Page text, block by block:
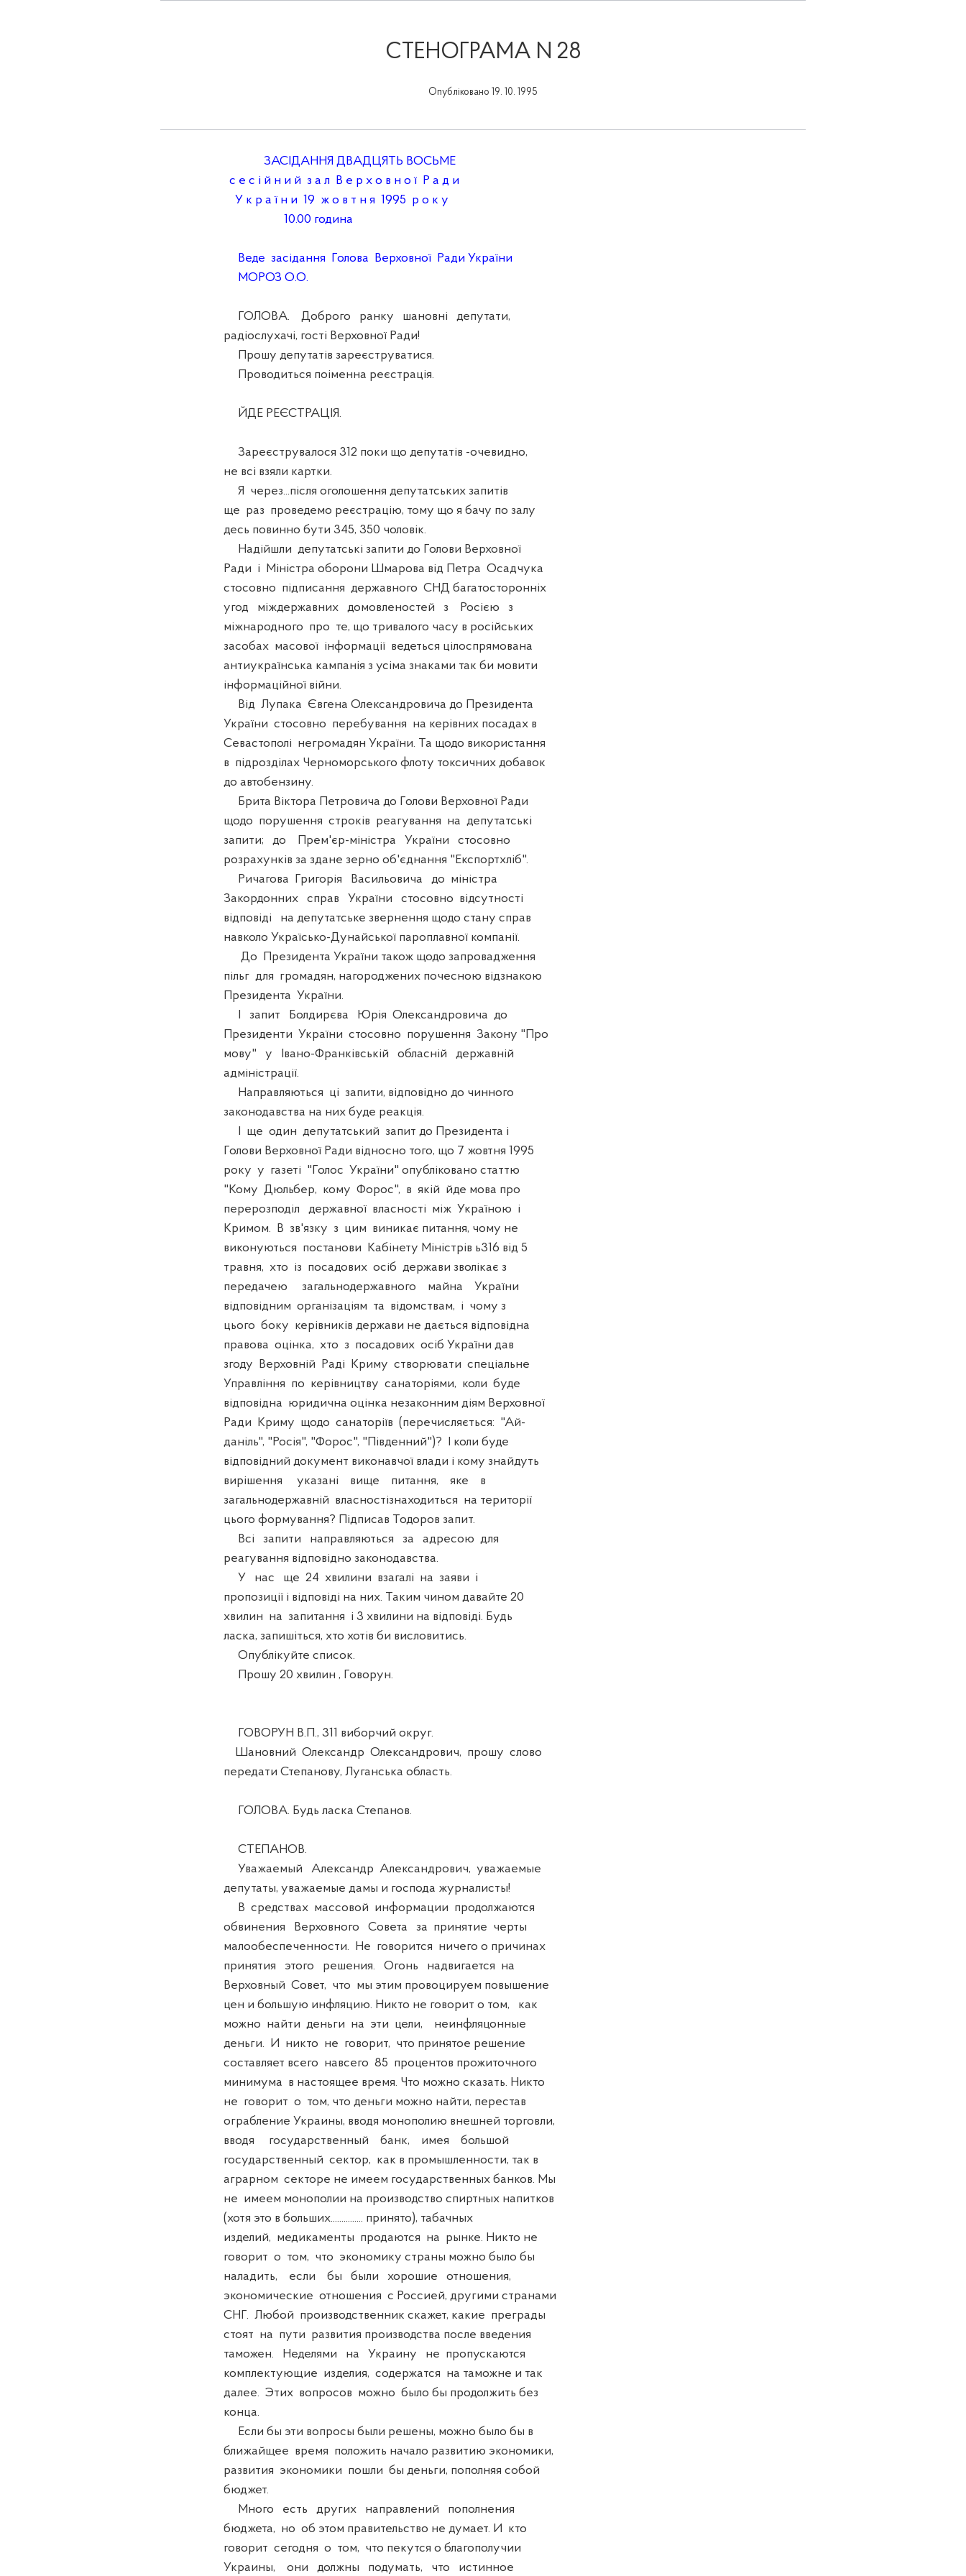
СТЕНОГРАМА N 28
Опубліковано 19. 10. 1995
ЗАСІДАННЯ ДВАДЦЯТЬ ВОСЬМЕ
с е с і й н и й з а л В е р х о в н о ї Р а д и
У к р а ї н и 19 ж о в т н я 1995 р о к у
10.00 година
Веде засідання Голова Верховної Ради України
МОРОЗ О.О.
ГОЛОВА. Доброго ранку шановні депутати,
радіослухачі, гості Верховної Ради!
Прошу депутатів зареєструватися.
Проводиться поіменна реєстрація.
ЙДЕ РЕЄСТРАЦІЯ.
Зареєструвалося 312 поки що депутатів -очевидно,
не всі взяли картки.
Я через...після оголошення депутатських запитів
ще раз проведемо реєстрацію, тому що я бачу по залу
десь повинно бути 345, 350 чоловік.
Надійшли депутатські запити до Голови Верховної
Ради і Міністра оборони Шмарова від Петра Осадчука
стосовно підписання державного СНД багатосторонніх
угод міждержавних домовленостей з Росією з
міжнародного про те, що тривалого часу в російських
засобах масової інформації ведеться цілоспрямована
антиукраїнська кампанія з усіма знаками так би мовити
інформаційної війни.
Від Лупака Євгена Олександровича до Президента
України стосовно перебування на керівних посадах в
Севастополі негромадян України. Та щодо використання
в підрозділах Черноморського флоту токсичних добавок
до автобензину.
Брита Віктора Петровича до Голови Верховної Ради
щодо порушення строків реагування на депутатські
запити; до Прем'єр-міністра України стосовно
розрахунків за здане зерно об'єднання "Експортхліб".
Ричагова Григорія Васильовича до міністра
Закордонних справ України стосовно відсутності
відповіді на депутатське звернення щодо стану справ
навколо Україсько-Дунайської пароплавної компанії.
До Президента України також щодо запровадження
пільг для громадян, нагороджених почесною відзнакою
Президента України.
І запит Болдирєва Юрія Олександровича до
Президенти України стосовно порушення Закону "Про
мову" у Івано-Франківській обласній державній
адміністрації.
Направляються ці запити, відповідно до чинного
законодавства на них буде реакція.
І ще один депутатський запит до Президента і
Голови Верховної Ради відносно того, що 7 жовтня 1995
року у газеті "Голос України" опубліковано статтю
"Кому Дюльбер, кому Форос", в якій йде мова про
перерозподіл державної власності між Україною і
Кримом. В зв'язку з цим виникає питання, чому не
виконуються постанови Кабінету Міністрів ь316 від 5
травня, хто із посадових осіб держави зволікає з
передачею загальнодержавного майна України
відповідним організаціям та відомствам, і чому з
цього боку керівників держави не дається відповідна
правова оцінка, хто з посадових осіб України дав
згоду Верховній Раді Криму створювати спеціальне
Управління по керівництву санаторіями, коли буде
відповідна юридична оцінка незаконним діям Верховної
Ради Криму щодо санаторіїв (перечисляється: "Ай-
даніль", "Росія", "Форос", "Південний")? І коли буде
відповідний документ виконавчої влади і кому знайдуть
вирішення указані вище питання, яке в
загальнодержавній власностізнаходиться на території
цього формування? Підписав Тодоров запит.
Всі запити направляються за адресою для
реагування відповідно законодавства.
У нас ще 24 хвилини взагалі на заяви і
пропозиції і відповіді на них. Таким чином давайте 20
хвилин на запитання і 3 хвилини на відповіді. Будь
ласка, запишіться, хто хотів би висловитись.
Опублікуйте список.
Прошу 20 хвилин , Говорун.
ГОВОРУН В.П., 311 виборчий округ.
Шановний Олександр Олександрович, прошу слово
передати Степанову, Луганська область.
ГОЛОВА. Будь ласка Степанов.
СТЕПАНОВ.
Уважаемый Александр Александрович, уважаемые
депутаты, уважаемые дамы и господа журналисты!
В средствах массовой информации продолжаются
обвинения Верховного Совета за принятие черты
малообеспеченности. Не говорится ничего о причинах
принятия этого решения. Огонь надвигается на
Верховный Совет, что мы этим провоцируем повышение
цен и большую инфляцию. Никто не говорит о том, как
можно найти деньги на эти цели, неинфляцонные
деньги. И никто не говорит, что принятое решение
составляет всего навсего 85 процентов прожиточного
минимума в настоящее время. Что можно сказать. Никто
не говорит о том, что деньги можно найти, перестав
ограбление Украины, вводя монополию внешней торговли,
вводя государственный банк, имея большой
государственный сектор, как в промышленности, так в
аграрном секторе не имеем государственных банков. Мы
не имеем монополии на производство спиртных напитков
(хотя это в больших............... принято), табачных
изделий, медикаменты продаются на рынке. Никто не
говорит о том, что экономику страны можно было бы
наладить, если бы были хорошие отношения,
экономические отношения с Россией, другими странами
СНГ. Любой производственник скажет, какие преграды
стоят на пути развития производства после введения
таможен. Неделями на Украину не пропускаются
комплектующие изделия, содержатся на таможне и так
далее. Этих вопросов можно было бы продолжить без
конца.
Если бы эти вопросы были решены, можно было бы в
ближайщее время положить начало развитию экономики,
развития экономики пошли бы деньги, пополняя собой
бюджет.
Много есть других направлений пополнения
бюджета, но об этом правительство не думает. И кто
говорит сегодня о том, что пекутся о благополучии
Украины, они должны подумать, что истинное